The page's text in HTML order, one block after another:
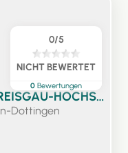
0/5
NICHT BEWERTET
0 Bewertungen
VICTUM 24 - LANDKREIS BREISGAU-HOCHSCHWARZWALD
Dottingen